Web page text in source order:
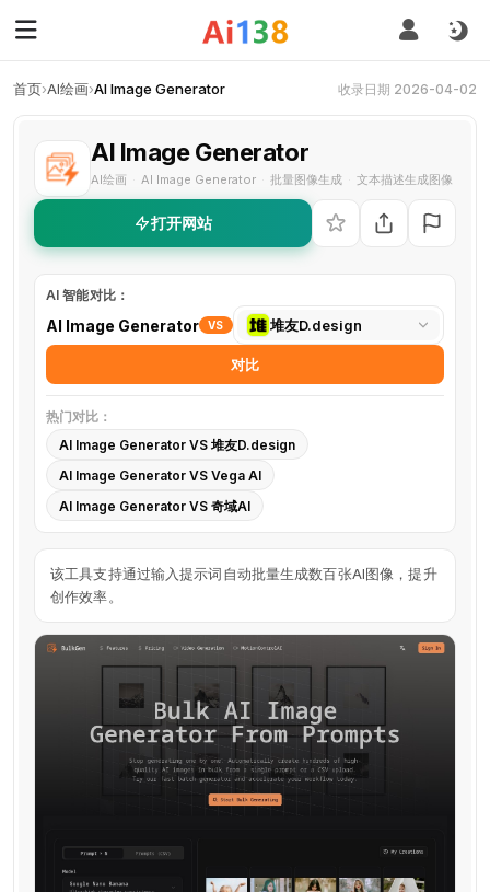
首页›AI绘画›AI Image Generator 收录日期 2026-04-02
AI Image Generator
AI绘画 AI Image Generator 批量图像生成 文本描述生成图像
打开网站
AI 智能对比：
AI Image Generator VS
选
择
对
具
堆友D.design
对比
热门对比：
AI Image Generator VS 堆友D.design
AI Image Generator VS Vega AI
AI Image Generator VS 奇域AI
该工具支持通过输入提示词自动批量生成数百张AI图像，提升
创作效率。